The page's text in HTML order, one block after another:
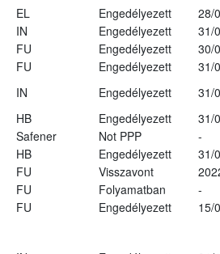
EL Engedélyezett
28/
IN Engedélyezett
31/
FU Engedélyezett
30/
FU Engedélyezett
31/
IN Engedélyezett
31/
HB Engedélyezett
31/
Safener Not PPP
-
HB Engedélyezett
31/
FU Visszavont
FU Folyamatban
-
FU Engedélyezett
15/